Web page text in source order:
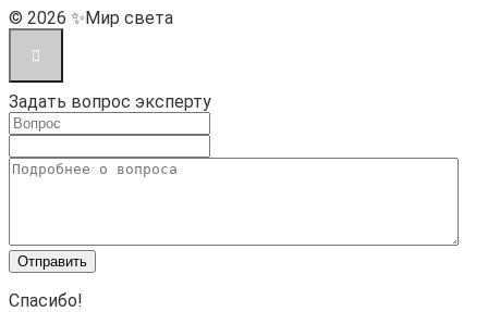
© 2026 ✨Мир света
Задать вопрос эксперту
Спасибо!